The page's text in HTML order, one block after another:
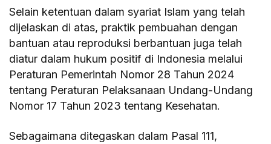
Selain ketentuan dalam syariat Islam yang telah
dijelaskan di atas, praktik pembuahan dengan
bantuan atau reproduksi berbantuan juga telah
diatur dalam hukum positif di Indonesia melalui
Peraturan Pemerintah Nomor 28 Tahun 2024
tentang Peraturan Pelaksanaan Undang-Undang
Nomor 17 Tahun 2023 tentang Kesehatan.
Sebagaimana ditegaskan dalam Pasal 111,